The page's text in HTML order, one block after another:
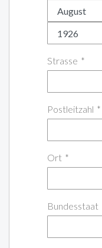
*
Strasse
*
Postleitzahl
*
Ort
Bundesstaat